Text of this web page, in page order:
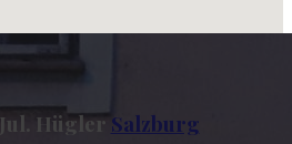
Jul. Hügler Salzburg